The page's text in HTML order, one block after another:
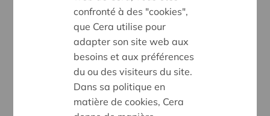
confronté à des "cookies",
que Cera utilise pour
adapter son site web aux
besoins et aux préférences
du ou des visiteurs du site.
Dans sa politique en
matière de cookies, Cera